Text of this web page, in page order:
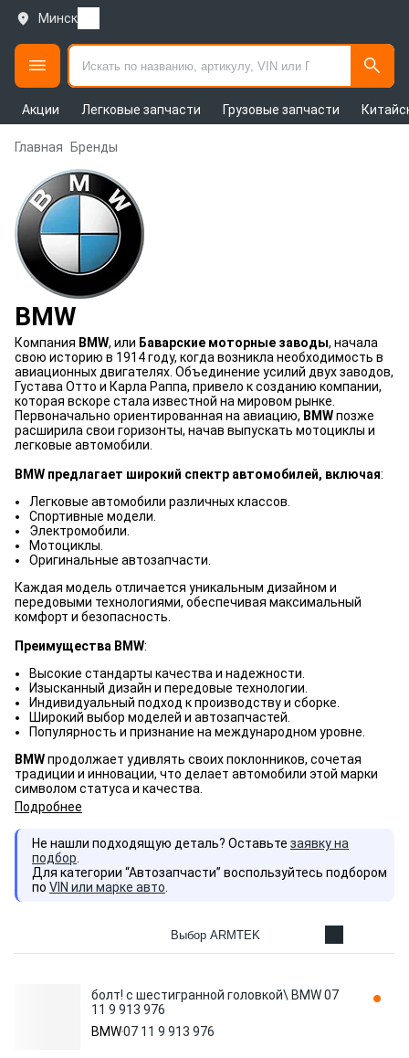
Минск
Акции Легковые запчасти Грузовые запчасти
Главная Бренды
BMW
Компания BMW, или Баварские моторные заводы, начала
свою историю в 1914 году, когда возникла необходимость в
авиационных двигателях. Объединение усилий двух заводов,
Густава Отто и Карла Раппа, привело к созданию компании,
которая вскоре стала известной на мировом рынке.
Первоначально ориентированная на авиацию, BMWпозже
расширила свои горизонты, начав выпускать мотоциклы и
легковые автомобили.
BMW предлагает широкий спектр автомобилей, включая:
Легковые автомобили различных классов.
Спортивные модели.
Электромобили.
Мотоциклы.
Оригинальные автозапчасти.
Каждая модель отличается уникальным дизайном и
передовыми технологиями, обеспечивая максимальный
комфорт и безопасность.
Преимущества BMW:
Высокие стандарты качества и надежности.
Изысканный дизайн и передовые технологии.
Индивидуальный подход к производству и сборке.
Широкий выбор моделей и автозапчастей.
Популярность и признание на международном уровне.
BMWпродолжает удивлять своих поклонников, сочетая
традиции и инновации, что делает автомобили этой марки
символом статуса и качества.
Подробнее
Не нашли подходящую деталь? Оставьте заявку на
подбор
Для категории “Автозапчасти” воспользуйтесь подбором
по VIN или марке авто
Выбор ARMTEK
болт! с шестигранной головкой\ BMW 07
11 9 913 976
BMW07 11 9 913 976